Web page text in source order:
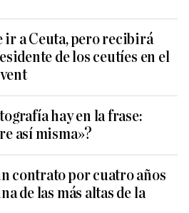
ir a Ceuta, pero recibirá
de los ceutíes en el
hay en la frase:
así misma»?
contrato por cuatro años
de las más altas de la